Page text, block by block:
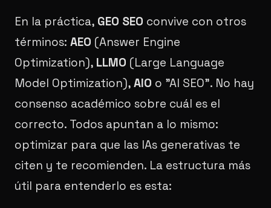
En la práctica, GEO SEO convive con otros
términos: AEO (Answer Engine
Optimization), LLMO (Large Language
Model Optimization), AIO o "AI SEO". No hay
consenso académico sobre cuál es el
correcto. Todos apuntan a lo mismo:
optimizar para que las IAs generativas te
citen y te recomienden. La estructura más
útil para entenderlo es esta: